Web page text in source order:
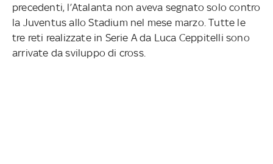
precedenti, l’Atalanta non aveva segnato solo contro
la Juventus allo Stadium nel mese marzo. Tutte le
tre reti realizzate in Serie A da Luca Ceppitelli sono
arrivate da sviluppo di cross.